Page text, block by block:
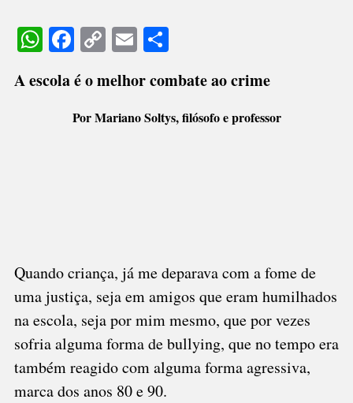
WhatsApp
Facebook
CopyEmailShare
A escola é o melhor combate ao crime
Por Mariano Soltys, filósofo e professor
Quando criança, já me deparava com a fome de
uma justiça, seja em amigos que eram humilhados
na escola, seja por mim mesmo, que por vezes
sofria alguma forma de bullying, que no tempo era
também reagido com alguma forma agressiva,
marca dos anos 80 e 90.